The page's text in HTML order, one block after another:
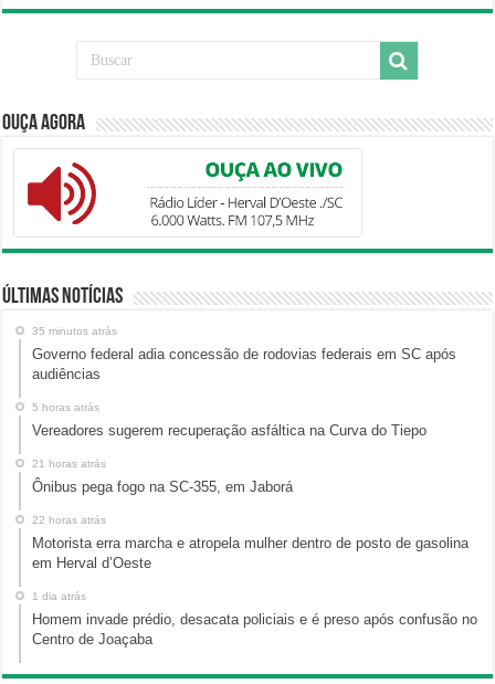
Ouça Agora
Últimas Notícias
35 minutos atrás
Governo federal adia concessão de rodovias federais em SC após
audiências
5 horas atrás
Vereadores sugerem recuperação asfáltica na Curva do Tiepo
21 horas atrás
Ônibus pega fogo na SC-355, em Jaborá
22 horas atrás
Motorista erra marcha e atropela mulher dentro de posto de gasolina
em Herval d’Oeste
1 dia atrás
Homem invade prédio, desacata policiais e é preso após confusão no
Centro de Joaçaba